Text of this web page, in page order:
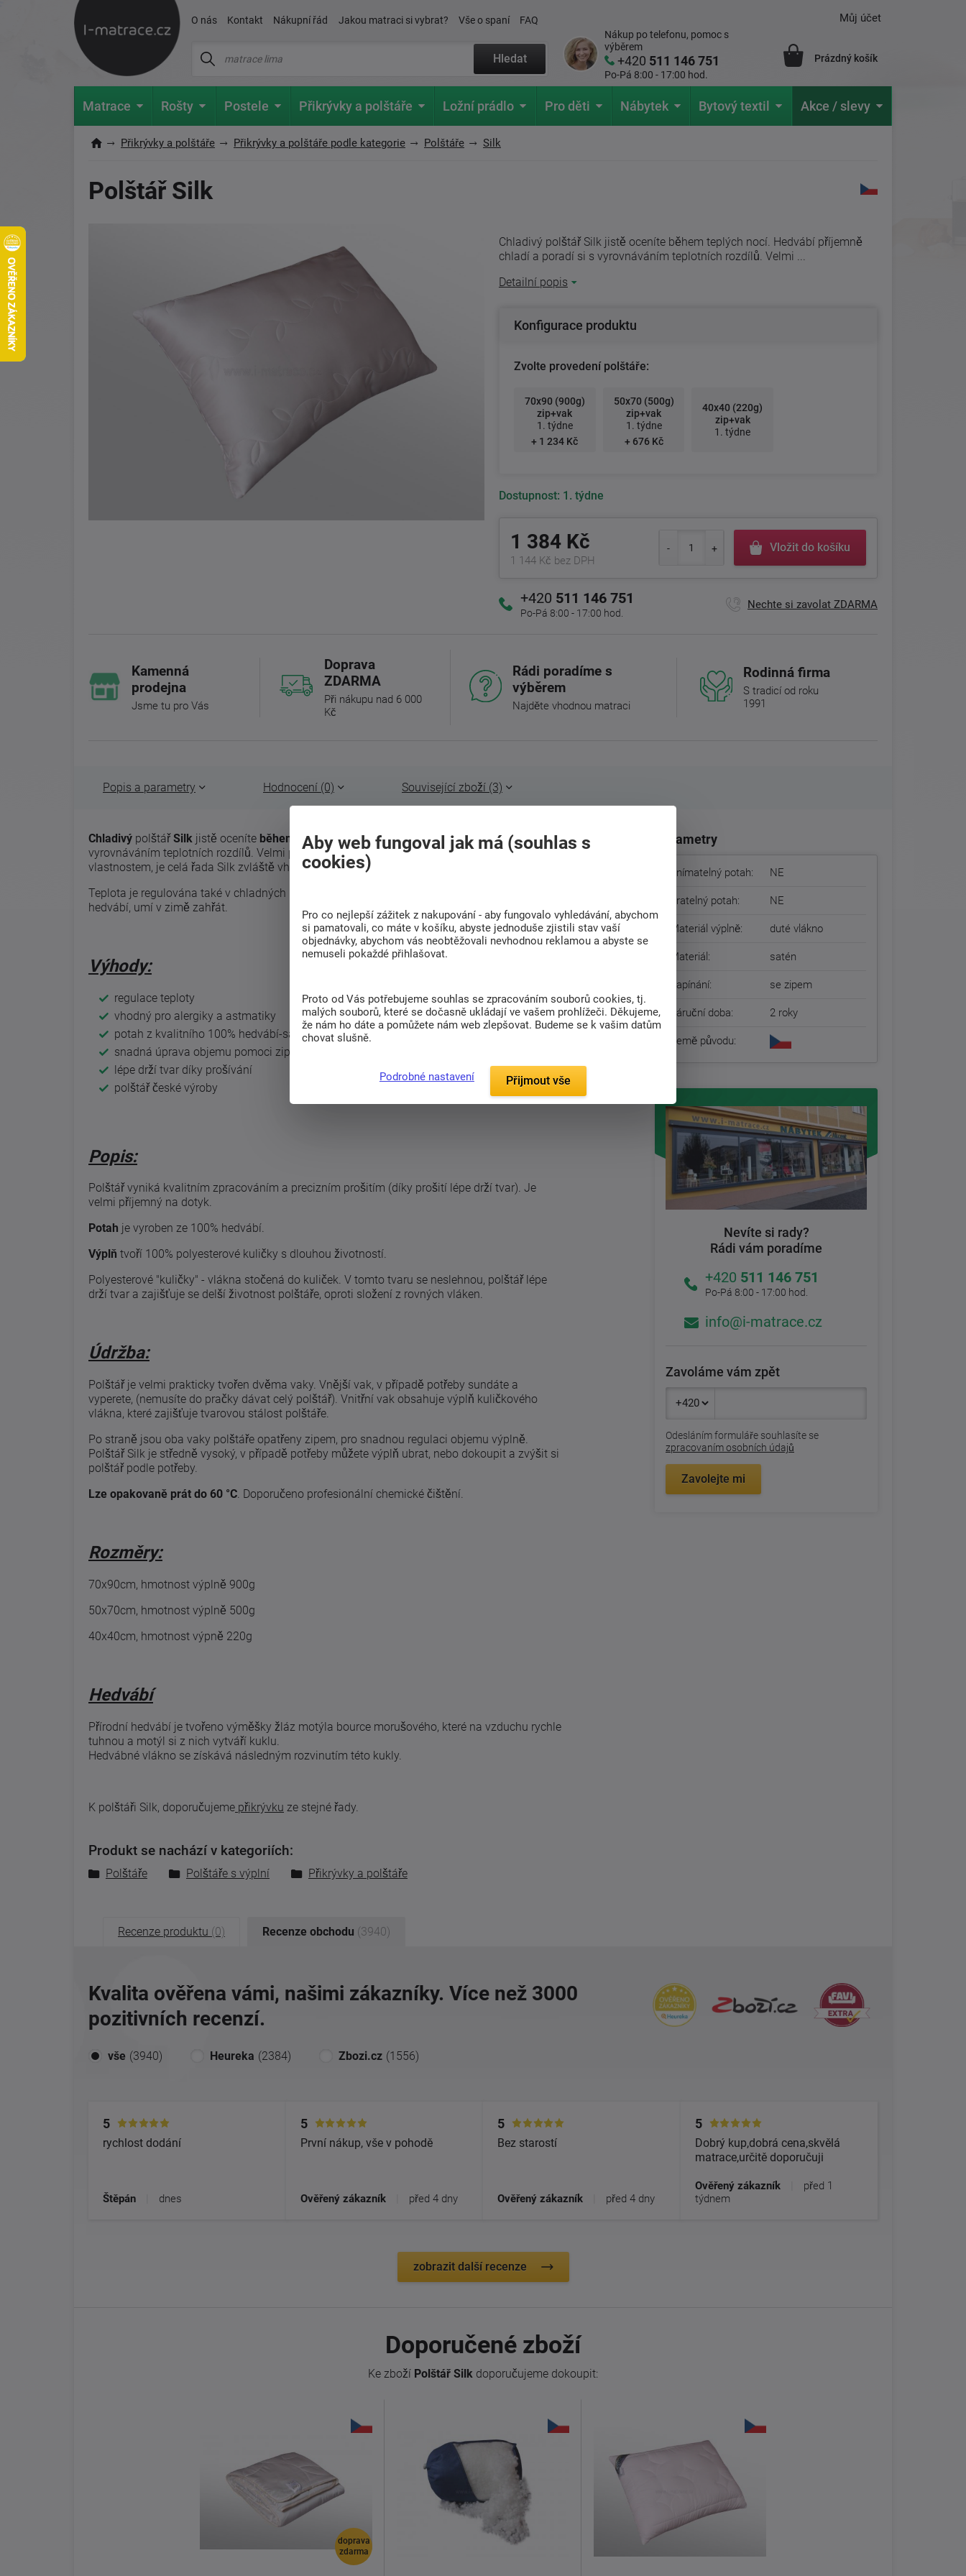
O nás Kontakt Nákupní řád Jakou matraci si vybrat? Vše o spaní FAQ
Hledat
Nákup po telefonu, pomoc s
výběrem
+420 511 146 751
Po-Pá 8:00 - 17:00 hod.
Můj účet
Prázdný košík
Matrace Rošty Postele Přikrývky a polštáře Ložní prádlo Pro děti Nábytek Bytový textil Akce / slevy
Přikrývky a polštáře Přikrývky a polštáře podle kategorie Polštáře Silk
Polštář Silk
Chladivý polštář Silk jistě oceníte během teplých nocí. Hedvábí příjemně
chladí a poradí si s vyrovnáváním teplotních rozdílů. Velmi ...
Detailní popis
Konfigurace produktu
Zvolte provedení polštáře:
70x90 (900g)
zip+vak
1. týdne
+ 1 234 Kč
50x70 (500g)
zip+vak
1. týdne
+ 676 Kč
40x40 (220g)
zip+vak
1. týdne
Dostupnost: 1. týdne
1 384 Kč
1 144 Kč bez DPH
Vložit do košíku
+420 511 146 751
Po-Pá 8:00 - 17:00 hod.
Nechte si zavolat ZDARMA
Kamenná
prodejna
Jsme tu pro Vás
Doprava
ZDARMA
Při nákupu nad 6 000
Kč
Rádi poradíme s
výběrem
Najděte vhodnou matraci
Rodinná firma
S tradicí od roku
1991
Popis a parametry Hodnocení (0) Související zboží (3)
Chladivý polštářSilk jistě oceníte během teplých nocí. Hedvábí příjemně chladí a poradí si s
vyrovnáváním teplotních rozdílů. Velmi praktickou vlastností je výborné sání potu. Díky těmto
vlastnostem, je celá řada Silk zvláště vhodná pro letní období.
Teplota je regulována také v chladných měsících, kdy stejně jako ostatní přírodní materiály, i
hedvábí, umí v zimě zahřát.
Výhody:
regulace teploty
vhodný pro alergiky a astmatiky
potah z kvalitního 100% hedvábí-satén
snadná úprava objemu pomoci zipu
lépe drží tvar díky prošívání
polštář české výroby
Popis:
Polštář vyniká kvalitním zpracováním a precizním prošitím (díky prošití lépe drží tvar). Je
velmi příjemný na dotyk.
Potah je vyroben ze 100% hedvábí.
Výplň tvoří 100% polyesterové kuličky s dlouhou životností.
Polyesterové "kuličky" - vlákna stočená do kuliček. V tomto tvaru se neslehnou, polštář lépe
drží tvar a zajišťuje se delší životnost polštáře, oproti složení z rovných vláken.
Údržba:
Polštář je velmi prakticky tvořen dvěma vaky. Vnější vak, v případě potřeby sundáte a
vyperete, (nemusíte do pračky dávat celý polštář). Vnitřní vak obsahuje výplň kuličkového
vlákna, které zajišťuje tvarovou stálost polštáře.
Po straně jsou oba vaky polštáře opatřeny zipem, pro snadnou regulaci objemu výplně.
Polštář Silk je středně vysoký, v případě potřeby můžete výplň ubrat, nebo dokoupit a zvýšit si
polštář podle potřeby.
Lze opakovaně prát do 60 °C. Doporučeno profesionální chemické čištění.
Rozměry:
70x90cm, hmotnost výplně 900g
50x70cm, hmotnost výplně 500g
40x40cm, hmotnost výpně 220g
Hedvábí
Přírodní hedvábí je tvořeno výměšky žláz motýla bource morušového, které na vzduchu rychle
tuhnou a motýl si z nich vytváří kuklu.
Hedvábné vlákno se získává následným rozvinutím této kukly.
K polštáři Silk, doporučujeme přikrývku ze stejné řady.
Produkt se nachází v kategoriích:
Polštáře Polštáře s výplní Přikrývky a polštáře
Parametry
Snímatelný potah: NE
Pratelný potah: NE
Materiál výplně: duté vlákno
Materiál: satén
Zapínání: se zipem
Záruční doba: 2 roky
Země původu:
Nevíte si rady?
Rádi vám poradíme
+420 511 146 751
Po-Pá 8:00 - 17:00 hod.
info@i-matrace.cz
Zavoláme vám zpět
Odesláním formuláře souhlasíte se
zpracovaním osobních údajů
Zavolejte mi
Recenze produktu (0) Recenze obchodu (3940)
Kvalita ověřena vámi, našimi zákazníky. Více než 3000
pozitivních recenzí.
vše (3940) Heureka (2384) Zbozi.cz (1556)
5
rychlost dodání
Štěpán dnes
5
První nákup, vše v pohodě
Ověřený zákazník před 4 dny
5
Bez starostí
Ověřený zákazník před 4 dny
5
Dobrý kup,dobrá cena,skvělá
matrace,určitě doporučuji
Ověřený zákazník
před 1
týdnem
zobrazit další recenze
Doporučené zboží
Ke zboží Polštář Silk doporučujeme dokoupit:
doprava
zdarma
Aby web fungoval jak má (souhlas s
cookies)
Pro co nejlepší zážitek z nakupování - aby fungovalo vyhledávání, abychom
si pamatovali, co máte v košíku, abyste jednoduše zjistili stav vaší
objednávky, abychom vás neobtěžovali nevhodnou reklamou a abyste se
nemuseli pokaždé přihlašovat.
Proto od Vás potřebujeme souhlas se zpracováním souborů cookies, tj.
malých souborů, které se dočasně ukládají ve vašem prohlížeči. Děkujeme,
že nám ho dáte a pomůžete nám web zlepšovat. Budeme se k vašim datům
chovat slušně.
Podrobné nastavení Přijmout vše